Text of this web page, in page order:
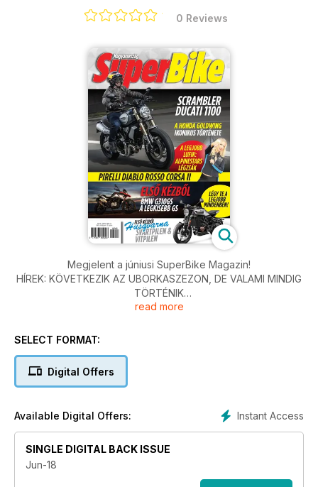
0 Reviews
Megjelent a júniusi SuperBike Magazin!
HÍREK: KÖVETKEZIK AZ UBORKASZEZON, DE VALAMI MINDIG
TÖRTÉNIK
SZUPERCUCC: MINDEN HÓNAPBAN EGYRE JOBB DOLGOK
OLVASÓI LEVELEK: LEMERÜLŐ AKKSI ÉS „G” PONT
JOGI ESETEK: BALESETNÉL NINCS AZ ELLENFÉLNEK
VICCEK: MINDIG EZ A LEGJOBB OLDAL, BÁRMIT IS ÍRTUNK
ELŐTTE
read more
SELECT FORMAT:
Digital Offers
Instant Access
Available Digital Offers:
SINGLE DIGITAL BACK ISSUE
Jun-18